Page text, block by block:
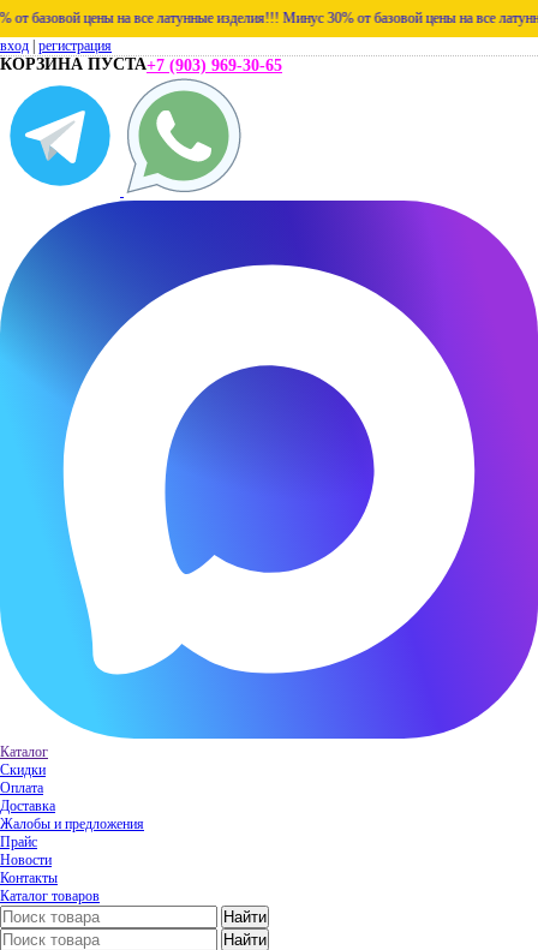
базовой цены на все латунные изделия!!! Минус 30% от базовой цены на все
вход регистрация
КОРЗИНА ПУСТА+7 (903) 969-30-65
Каталог
Скидки
Оплата
Доставка
Жалобы и предложения
Прайс
Новости
Контакты
Каталог товаров